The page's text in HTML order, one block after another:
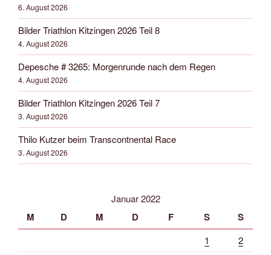
6. August 2026
Bilder Triathlon Kitzingen 2026 Teil 8
4. August 2026
Depesche # 3265: Morgenrunde nach dem Regen
4. August 2026
Bilder Triathlon Kitzingen 2026 Teil 7
3. August 2026
Thilo Kutzer beim Transcontnental Race
3. August 2026
Januar 2022
M D M D F S S
1
2